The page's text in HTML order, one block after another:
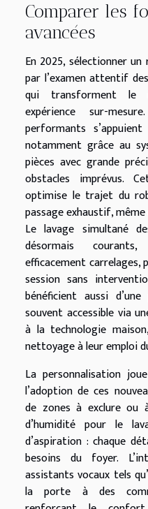
Comparer les
avancées
En 2025, sélectionner
par l’examen attentif
qui transforment le
expérience sur-
performants
notamment grâce au
pièces avec grande
obstacles imprévus.
optimise le trajet du
passage exhaustif,
Le lavage simultané
désormais
efficacement carrelages,
session sans
bénéficient aussi
souvent accessible via
à la technologie
nettoyage à leur emploi
La personnalisation
l’adoption de ces
de zones à exclure ou
d’humidité pour le
d’aspiration : chaque
besoins du foyer.
assistants vocaux tels
la porte à des